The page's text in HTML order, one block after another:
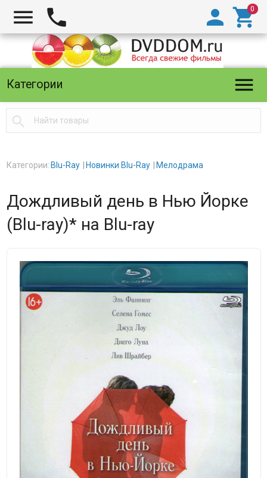
  

Категории 

Категории: Blu-Ray Новинки Blu-Ray Мелодрама
Дождливый день в Нью Йорке
(Blu-ray)* на Blu-ray